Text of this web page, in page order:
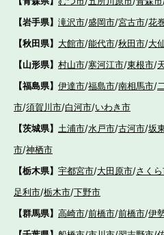
【岩手県】 滝沢市/盛岡市/宮古市/花
【秋田県】 大館市/能代市/秋田市/大
【山形県】 村山市/寒河江市/東根市/
【福島県】 伊達市/福島市/南相馬市/
市/須賀川市/白河市/いわき市
【茨城県】 土浦市/水戸市/古河市/坂
市/神栖市
【栃木県】 宇都宮市/大田原市/さく
足利市/栃木市/下野市
【群馬県】 高崎市/前橋市/前橋市/伊